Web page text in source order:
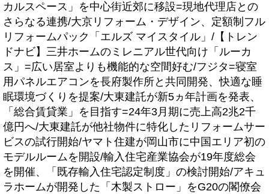
カルスペース」を中心街近郊に移設=現地代理店との
さらなる連携/大京リフォーム・デザイン、定額制フル
リフォームパック「エルズ マイスタイル」/【トレン
ドナビ】三井ホームのミレニアル世代向け「ルーカ
ス」=広い居室よりも機能的な空間好む/フジタ=寝室
用パネルエアコンを長府製作所と共同開発、快適な睡
眠環境づくりを提案/大東建託が新5ヵ年計画を発表、
「総合賃貸業」を目指す=24年3月期に売上高2兆2千
億円へ/大東建託が他社物件に特化したリフォームサー
ビスの試行開始/ヤマト住建が岡山市に中国エリア初の
モデルルームを開設/輸入住宅産業協会が19年度総会
を開催、「既存輸入住宅認定制度」の検討開始/アキュ
ラホームが開発した「木製ストロー」をG20の閣僚会